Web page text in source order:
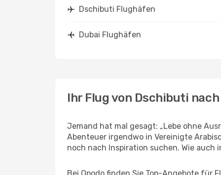
Dschibuti Flughäfen
Dubai Flughäfen
Ihr Flug von Dschibuti
Jemand hat mal gesagt: „Lebe ohne
Abenteuer irgendwo in Vereinigte
noch nach Inspiration suchen. Wie auch